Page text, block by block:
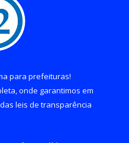
para prefeituras!
onde garantimos em
leis de transparência